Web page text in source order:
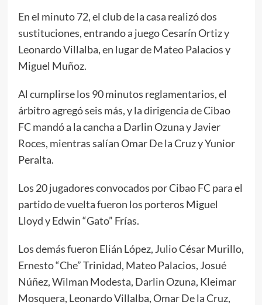
En el minuto 72, el club de la casa realizó dos
sustituciones, entrando a juego Cesarín Ortiz y
Leonardo Villalba, en lugar de Mateo Palacios y
Miguel Muñoz.
Al cumplirse los 90 minutos reglamentarios, el
árbitro agregó seis más, y la dirigencia de Cibao
FC mandó a la cancha a Darlin Ozuna y Javier
Roces, mientras salían Omar De la Cruz y Yunior
Peralta.
Los 20 jugadores convocados por Cibao FC para el
partido de vuelta fueron los porteros Miguel
Lloyd y Edwin “Gato” Frías.
Los demás fueron Elián López, Julio César Murillo,
Ernesto “Che” Trinidad, Mateo Palacios, Josué
Núñez, Wilman Modesta, Darlin Ozuna, Kleimar
Mosquera, Leonardo Villalba, Omar De la Cruz,